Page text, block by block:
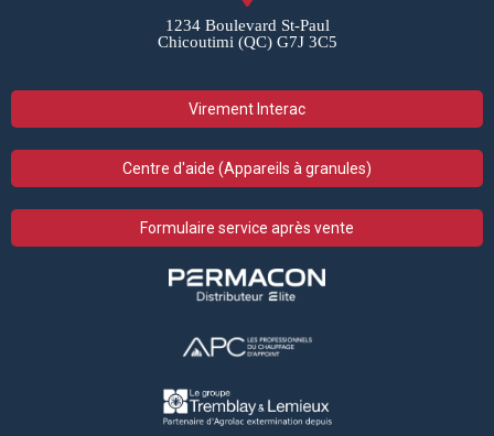
1234 Boulevard St-Paul
Chicoutimi (QC) G7J 3C5
Virement Interac
Centre d'aide (Appareils à granules)
Formulaire service après vente